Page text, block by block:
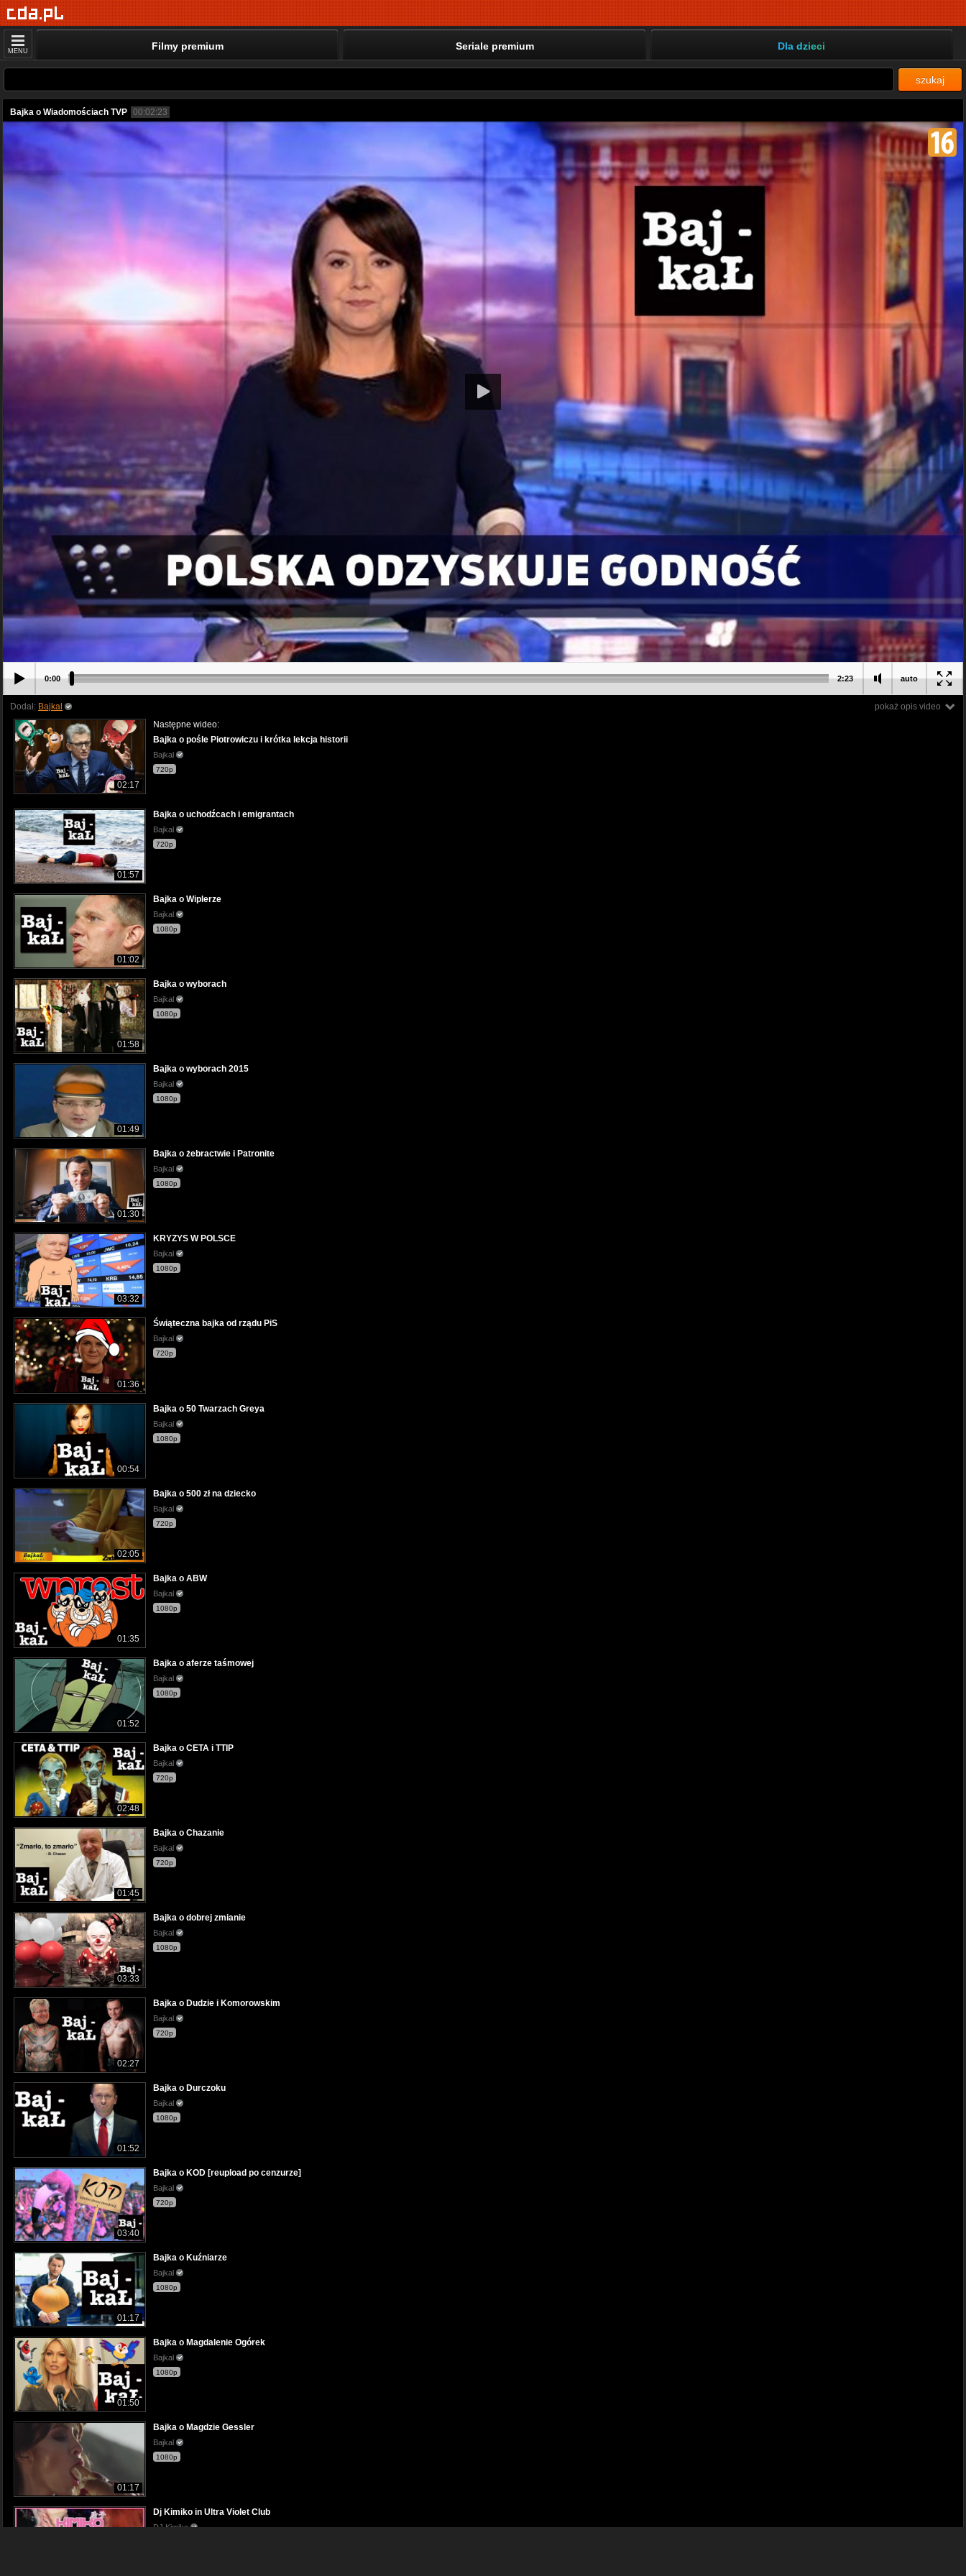
MENU Filmy premium Seriale premium Dla dzieci
szukaj
Bajka o Wiadomościach TVP 00:02:23
auto
0:00 2:23
pokaż opis video
Dodał: Bajkal
02:17
Następne wideo:
Bajka o pośle Piotrowiczu i krótka lekcja historii
Bajkal
720p
01:57
Bajka o uchodźcach i emigrantach
Bajkal
720p
01:02
Bajka o Wiplerze
Bajkal
1080p
01:58
Bajka o wyborach
Bajkal
1080p
01:49
Bajka o wyborach 2015
Bajkal
1080p
01:30
Bajka o żebractwie i Patronite
Bajkal
1080p
03:32
KRYZYS W POLSCE
Bajkal
1080p
01:36
Świąteczna bajka od rządu PiS
Bajkal
720p
00:54
Bajka o 50 Twarzach Greya
Bajkal
1080p
02:05
Bajka o 500 zł na dziecko
Bajkal
720p
01:35
Bajka o ABW
Bajkal
1080p
01:52
Bajka o aferze taśmowej
Bajkal
1080p
02:48
Bajka o CETA i TTIP
Bajkal
720p
01:45
Bajka o Chazanie
Bajkal
720p
03:33
Bajka o dobrej zmianie
Bajkal
1080p
02:27
Bajka o Dudzie i Komorowskim
Bajkal
720p
01:52
Bajka o Durczoku
Bajkal
1080p
03:40
Bajka o KOD [reupload po cenzurze]
Bajkal
720p
01:17
Bajka o Kuźniarze
Bajkal
1080p
01:50
Bajka o Magdalenie Ogórek
Bajkal
1080p
01:17
Bajka o Magdzie Gessler
Bajkal
1080p
Dj Kimiko in Ultra Violet Club
DJ Kimiko